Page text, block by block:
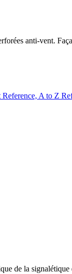
anti-vent.
Reference, A to Z
de la signalétique